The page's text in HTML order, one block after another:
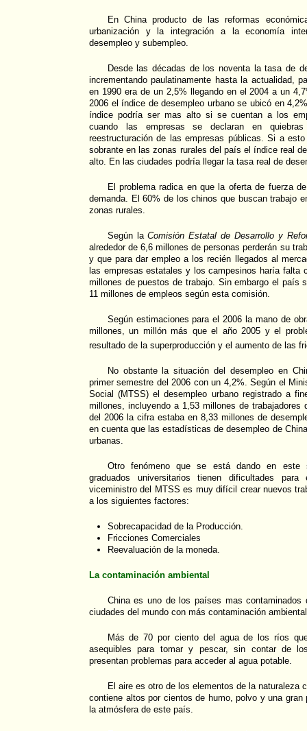
En China producto de las reformas
urbanización y la integración a la economía
desempleo y subempleo.
Desde las décadas de los noventa la tasa de
incrementando paulatinamente hasta la actualidad,
en 1990 era de un 2,5% llegando en el 2004 a un
2006 el índice de desempleo urbano se ubicó en
índice podría ser mas alto si se cuentan a los
cuando las empresas se declaran en
reestructuración de las empresas públicas. Si a
sobrante en las zonas rurales del país el índice real
alto. En las ciudades podría llegar la tasa real de
El problema radica en que la oferta de fuerza
demanda. El 60% de los chinos que buscan trabajo
zonas rurales.
Según laComisión Estatal de Desarrollo y
alrededor de 6,6 millones de personas perderán su
y que para dar empleo a los recién llegados al
las empresas estatales y los campesinos haría falta
millones de puestos de trabajo. Sin embargo el país
11 millones de empleos según esta comisión.
Según estimaciones para el 2006 la mano de
millones, un millón más que el año 2005 y el
resultado de la superproducción y el aumento de las
No obstante la situación del desempleo en
primer semestre del 2006 con un 4,2%. Según el
Social (MTSS) el desempleo urbano registrado a
millones, incluyendo a 1,53 millones de trabajadores
del 2006 la cifra estaba en 8,33 millones de
en cuenta que las estadísticas de desempleo de
urbanas.
Otro fenómeno que se está dando en este
graduados universitarios tienen dificultades
viceministro del MTSS es muy difícil crear nuevos
a los siguientes factores:
Sobrecapacidad de la Producción.
Fricciones Comerciales
Reevaluación de la moneda.
La contaminación ambiental
China es uno de los países mas
ciudades del mundo con más contaminación
Más de 70 por ciento del agua de los ríos
asequibles para tomar y pescar, sin contar de
presentan problemas para acceder al agua potable.
El aire es otro de los elementos de la naturaleza
contiene altos por cientos de humo, polvo y una gran
la atmósfera de este país.